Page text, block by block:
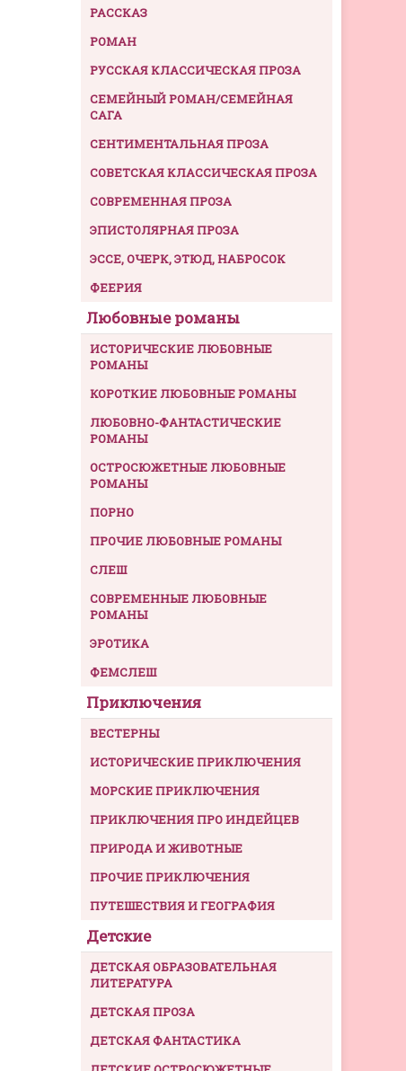
РАССКАЗ
РОМАН
РУССКАЯ КЛАССИЧЕСКАЯ ПРОЗА
СЕМЕЙНЫЙ РОМАН/СЕМЕЙНАЯ
САГА
СЕНТИМЕНТАЛЬНАЯ ПРОЗА
СОВЕТСКАЯ КЛАССИЧЕСКАЯ ПРОЗА
СОВРЕМЕННАЯ ПРОЗА
ЭПИСТОЛЯРНАЯ ПРОЗА
ЭССЕ, ОЧЕРК, ЭТЮД, НАБРОСОК
ФЕЕРИЯ
Любовные романы
ИСТОРИЧЕСКИЕ ЛЮБОВНЫЕ
РОМАНЫ
КОРОТКИЕ ЛЮБОВНЫЕ РОМАНЫ
ЛЮБОВНО-ФАНТАСТИЧЕСКИЕ
РОМАНЫ
ОСТРОСЮЖЕТНЫЕ ЛЮБОВНЫЕ
РОМАНЫ
ПОРНО
ПРОЧИЕ ЛЮБОВНЫЕ РОМАНЫ
СЛЕШ
СОВРЕМЕННЫЕ ЛЮБОВНЫЕ
РОМАНЫ
ЭРОТИКА
ФЕМСЛЕШ
Приключения
ВЕСТЕРНЫ
ИСТОРИЧЕСКИЕ ПРИКЛЮЧЕНИЯ
МОРСКИЕ ПРИКЛЮЧЕНИЯ
ПРИКЛЮЧЕНИЯ ПРО ИНДЕЙЦЕВ
ПРИРОДА И ЖИВОТНЫЕ
ПРОЧИЕ ПРИКЛЮЧЕНИЯ
ПУТЕШЕСТВИЯ И ГЕОГРАФИЯ
Детские
ДЕТСКАЯ ОБРАЗОВАТЕЛЬНАЯ
ЛИТЕРАТУРА
ДЕТСКАЯ ПРОЗА
ДЕТСКАЯ ФАНТАСТИКА